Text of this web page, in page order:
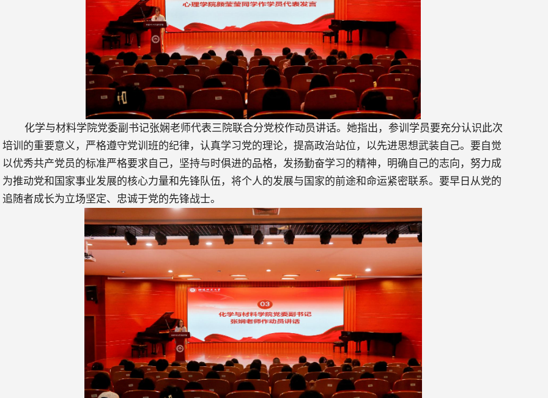
化学与材料学院党委副书记张娴老师代表三院联合分党校作动员讲话。她指出，参训学员要充分认识此次
培训的重要意义，严格遵守党训班的纪律，认真学习党的理论，提高政治站位，以先进思想武装自己。要自觉
以优秀共产党员的标准严格要求自己，坚持与时俱进的品格，发扬勤奋学习的精神，明确自己的志向，努力成
为推动党和国家事业发展的核心力量和先锋队伍，将个人的发展与国家的前途和命运紧密联系。要早日从党的
追随者成长为立场坚定、忠诚于党的先锋战士。